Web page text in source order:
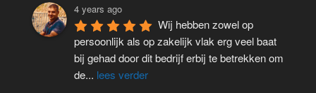
4 years ago
Wij hebben zowel op
persoonlijk als op zakelijk vlak erg veel baat
bij gehad door dit bedrijf erbij te betrekken om
de... lees verder